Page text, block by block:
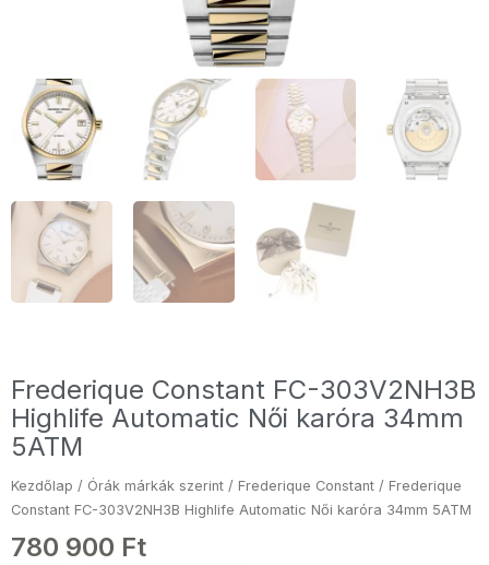
Frederique Constant FC-303V2NH3B
Highlife Automatic Női karóra 34mm
5ATM
Kezdőlap / Órák márkák szerint / Frederique Constant / Frederique
Constant FC-303V2NH3B Highlife Automatic Női karóra 34mm 5ATM
780 900 Ft